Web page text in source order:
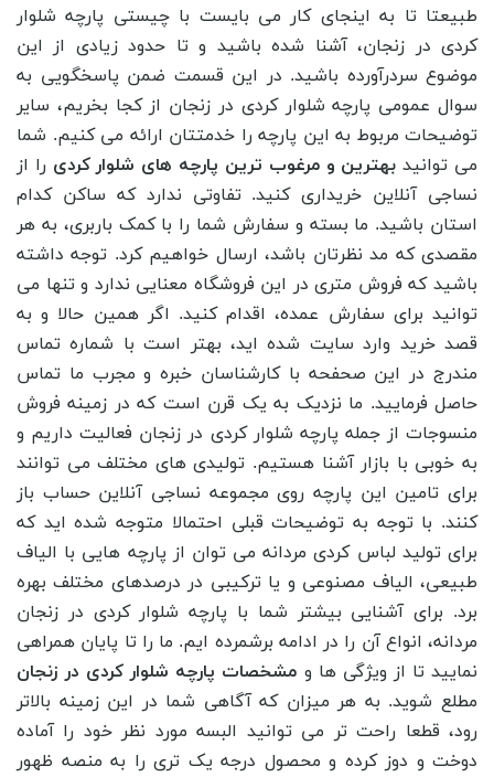
طبیعتا تا به اینجای کار می بایست با چیستی پارچه شلوار
کردی در زنجان، آشنا شده باشید و تا حدود زیادی از این
موضوع سردرآورده باشید. در این قسمت ضمن پاسخگویی به
سوال عمومی پارچه شلوار کردی در زنجان از کجا بخریم، سایر
توضیحات مربوط به این پارچه را خدمتتان ارائه می کنیم. شما
می توانید بهترین و مرغوب ترین پارچه های شلوار کردی را از
نساجی آنلاین خریداری کنید. تفاوتی ندارد که ساکن کدام
استان باشید. ما بسته و سفارش شما را با کمک باربری، به هر
مقصدی که مد نظرتان باشد، ارسال خواهیم کرد. توجه داشته
باشید که فروش متری در این فروشگاه معنایی ندارد و تنها می
توانید برای سفارش عمده، اقدام کنید. اگر همین حالا و به
قصد خرید وارد سایت شده اید، بهتر است با شماره تماس
مندرج در این صحفحه با کارشناسان خبره و مجرب ما تماس
حاصل فرمایید. ما نزدیک به یک قرن است که در زمینه فروش
منسوجات از جمله پارچه شلوار کردی در زنجان فعالیت داریم و
به خوبی با بازار آشنا هستیم. تولیدی های مختلف می توانند
برای تامین این پارچه روی مجموعه نساجی آنلاین حساب باز
کنند. با توجه به توضیحات قبلی احتمالا متوجه شده اید که
برای تولید لباس کردی مردانه می ‌توان از پارچه‌ هایی با الیاف
طبیعی، الیاف مصنوعی و یا ترکیبی در درصدهای مختلف بهره
برد. برای آشنایی بیشتر شما با پارچه شلوار کردی در زنجان
مردانه، انواع آن را در ادامه برشمرده ایم. ما را تا پایان همراهی
نمایید تا از ویژگی ‌ها و مشخصات پارچه شلوار کردی در زنجان
مطلع شوید. به هر میزان که آگاهی شما در این زمینه بالاتر
رود، قطعا راحت تر می توانید البسه مورد نظر خود را آماده
دوخت و دوز کرده و محصول درجه یک تری را به منصه ظهور